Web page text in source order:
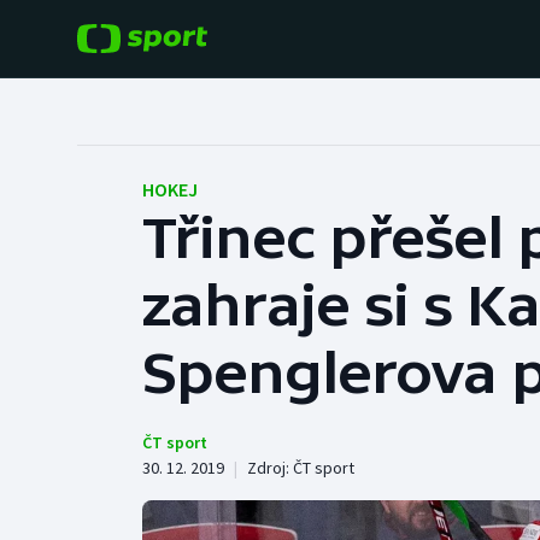
Hokej
Tenis
Atletika
Cyklistika
Baseball a softbal
Basketbal
Biatlon
HOKEJ
Třinec přešel
zahraje si s
Spenglerova
ČT sport
30. 12. 2019 | Zdroj: ČT sport